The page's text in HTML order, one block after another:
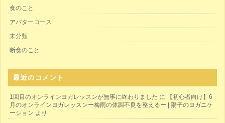
食のこと
アバターコース
未分類
断食のこと
最近のコメント
1回目のオンラインヨガレッスンが無事に終わりました に
【初心者向け】6
月のオンラインヨガレッスンー梅雨の体調不良を整えるー | 陽子のヨガニケ
ーション より